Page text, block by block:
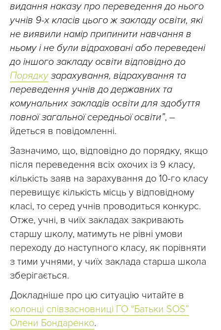
видання наказу про переведення до нього
учнів 9-х класів цього ж закладу освіти, які
не виявили намір припинити навчання в
ньому і не були відраховані або переведені
до іншого закладу освіти відповідно до
Порядкузарахування, відрахування та
переведення учнів до державних та
комунальних закладів освіти для здобуття
повної загальної середньої освіти”, –
йдеться в повідомленні.
Зазначимо, що, відповідно до порядку, якщо
після переведення всіх охочих із 9 класу,
кількість заяв на зарахування до 10-го класу
перевищує кількість місць у відповідному
класі, то серед учнів проводиться конкурс.
Отже, учні, в чиїх закладах закривають
старшу школу, матимуть не рівні умови
переходу до наступного класу, як порівняти
з тими учнями, у чиїх заклада старша школа
зберігається.
Докладніше про цю ситуацію читайте в
колонці співзасновниці ГО “Батьки SOS”
Олени Бондаренко.